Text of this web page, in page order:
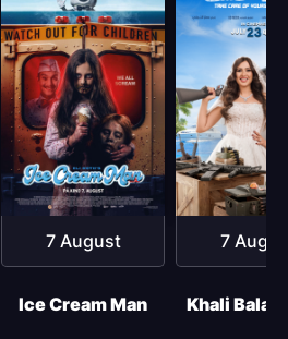
7 August
Ice Cream Man
7